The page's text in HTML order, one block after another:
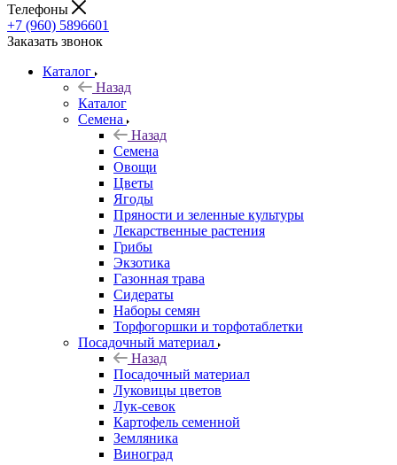
Телефоны
+7 (960) 5896601
Заказать звонок
Каталог
Назад
Каталог
Семена
Назад
Семена
Овощи
Цветы
Ягоды
Пряности и зеленные культуры
Лекарственные растения
Грибы
Экзотика
Газонная трава
Сидераты
Наборы семян
Торфогоршки и торфотаблетки
Посадочный материал
Назад
Посадочный материал
Луковицы цветов
Лук-севок
Картофель семенной
Земляника
Виноград